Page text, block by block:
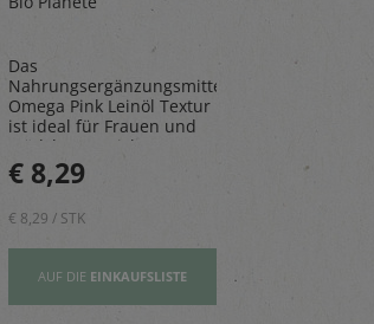
Das
Nahrungsergänzungsmittel
Omega Pink Leinöl Textur
ist ideal für Frauen und
Mädchen – reich an
Vitamin E und wertovllen
Omega-3-Fettsäuren
€ 8,29
€ 8,29 / STK
AUF DIE EINKAUFSLISTE
Die
Tage.
€ 2,80